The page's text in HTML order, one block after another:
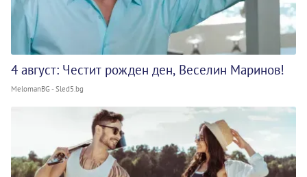
4 август: Честит рожден ден, Веселин Маринов!
MelomanBG - Sled5.bg